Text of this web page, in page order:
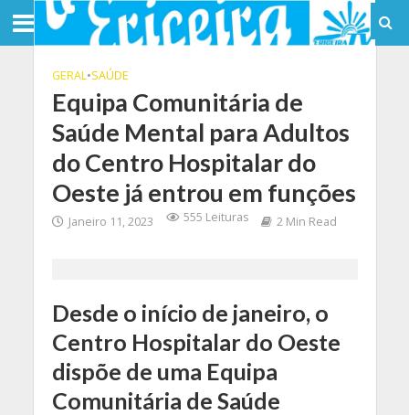
GERAL•SAÚDE
Equipa Comunitária de
Saúde Mental para Adultos
do Centro Hospitalar do
Oeste já entrou em funções
Janeiro 11, 2023 555 Leituras 2 Min Read
Desde o início de janeiro, o
Centro Hospitalar do Oeste
dispõe de uma Equipa
Comunitária de Saúde